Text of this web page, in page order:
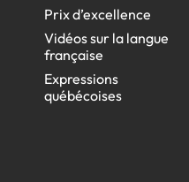
Prix d’excellence
Vidéos sur la langue
française
Expressions
québécoises